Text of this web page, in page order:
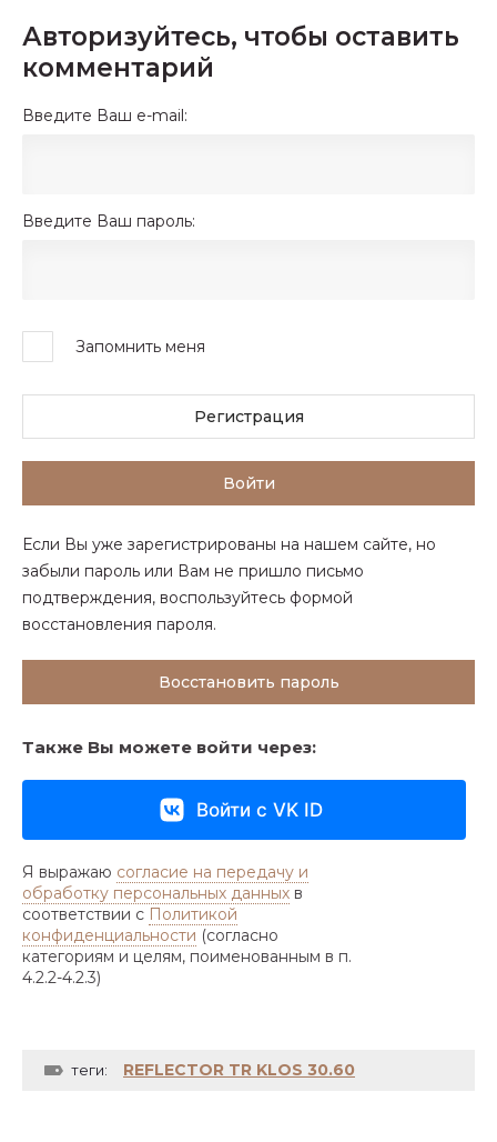
Авторизуйтесь, чтобы оставить
комментарий
Введите Ваш e-mail:
Введите Ваш пароль:
Запомнить меня
Регистрация
Войти
Если Вы уже зарегистрированы на нашем сайте, но
забыли пароль или Вам не пришло письмо
подтверждения, воспользуйтесь формой
восстановления пароля.
Восстановить пароль
Также Вы можете войти через:
Войти с VK ID
Я выражаю согласие на передачу и
обработку персональных данных в
соответствии с Политикой
конфиденциальности (согласно
категориям и целям, поименованным в п.
4.2.2-4.2.3)
теги: REFLECTOR TR KLOS 30.60